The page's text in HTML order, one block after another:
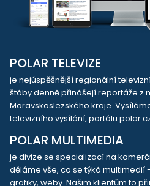
POLAR TELEVIZE
je nejúspěšnější regionální
štáby denně přinášejí reportáže z
Moravskoslezského kraje.
televizního vysílání, portálu
POLAR MULTIMEDIA
je divize se specializací na
děláme vše, co se týká multimedií
grafiky, weby. Našim klientům to